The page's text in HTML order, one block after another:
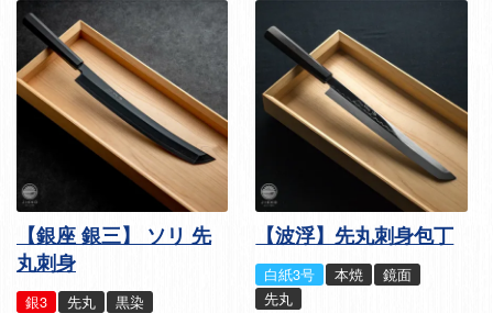
【銀座 銀三】 ソリ 先
丸刺身
銀3 先丸 黒染
【波浮】先丸刺身包丁
白紙3号 本焼
鏡面
先丸